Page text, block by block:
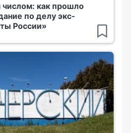
как прошло
по делу экс-
России»